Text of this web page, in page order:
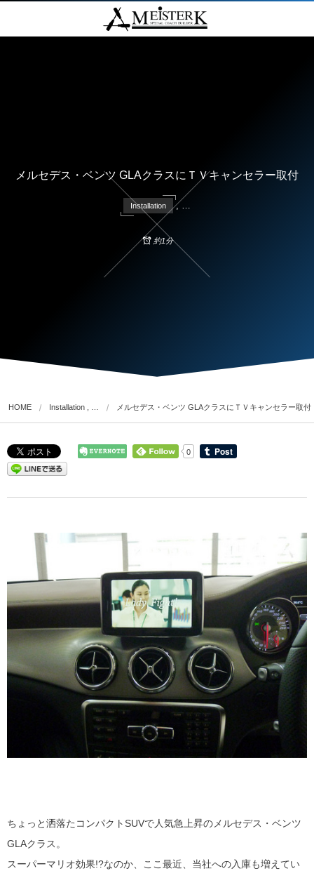
メルセデス・ベンツ GLAクラスにＴＶキャンセラー取付
Installation , …
約1分
HOME Installation , … メルセデス・ベンツ GLAクラスにＴＶキャンセラー取付
0
ちょっと洒落たコンパクトSUVで人気急上昇のメルセデス・ベンツ
GLAクラス。
スーパーマリオ効果!?なのか、ここ最近、当社への入庫も増えてい